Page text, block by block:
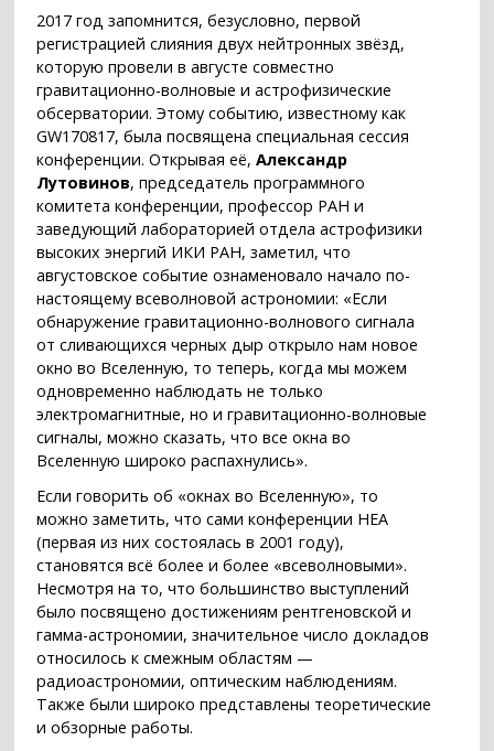
2017 год запомнится, безусловно, первой
регистрацией слияния двух нейтронных звёзд,
которую провели в августе совместно
гравитационно-волновые и астрофизические
обсерватории. Этому событию, известному как
GW170817, была посвящена специальная сессия
конференции. Открывая её,Александр
Лутовинов, председатель программного
комитета конференции, профессор РАН и
заведующий лабораторией отдела астрофизики
высоких энергий ИКИ РАН, заметил, что
августовское событие ознаменовало начало по-
настоящему всеволновой астрономии: «Если
обнаружение гравитационно-волнового сигнала
от сливающихся черных дыр открыло нам новое
окно во Вселенную, то теперь, когда мы можем
одновременно наблюдать не только
электромагнитные, но и гравитационно-волновые
сигналы, можно сказать, что все окна во
Вселенную широко распахнулись».
Если говорить об «окнах во Вселенную», то
можно заметить, что сами конференции HEA
(первая из них состоялась в 2001 году),
становятся всё более и более «всеволновыми».
Несмотря на то, что большинство выступлений
было посвящено достижениям рентгеновской и
гамма-астрономии, значительное число докладов
относилось к смежным областям —
радиоастрономии, оптическим наблюдениям.
Также были широко представлены теоретические
и обзорные работы.